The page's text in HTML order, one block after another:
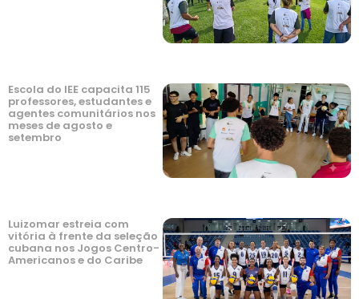
Escola do IEE capacita 115
professores, estudantes e
agentes comunitários nos
meses de agosto e
setembro
Luizomar estreia com
vitória à frente da seleção
cubana nos Jogos Centro-
Americanos e do Caribe